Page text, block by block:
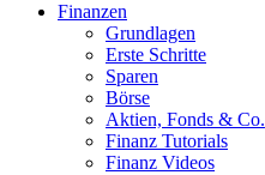
oben
Finanzen
Grundlagen
Erste Schritte
Sparen
Börse
Aktien, Fonds & Co.
Finanz Tutorials
Finanz Videos